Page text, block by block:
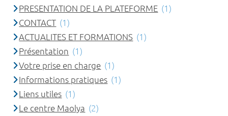
PRESENTATION DE LA PLATEFORME (1)
CONTACT (1)
ACTUALITES ET FORMATIONS (1)
Présentation (1)
Votre prise en charge (1)
Informations pratiques (1)
Liens utiles (1)
Le centre Maolya (2)